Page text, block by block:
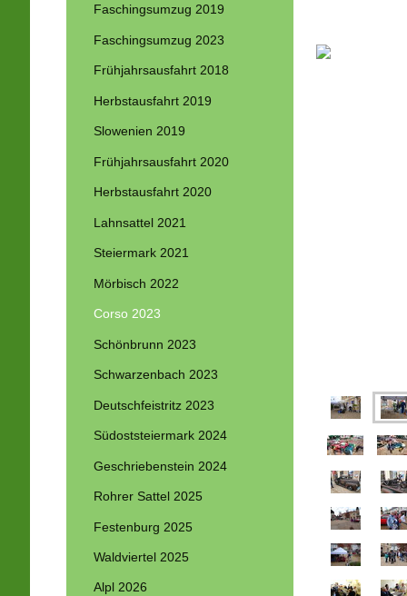
Faschingsumzug 2019
Faschingsumzug 2023
Frühjahrsausfahrt 2018
Herbstausfahrt 2019
Slowenien 2019
Frühjahrsausfahrt 2020
Herbstausfahrt 2020
Lahnsattel 2021
Steiermark 2021
Mörbisch 2022
Corso 2023
Schönbrunn 2023
Schwarzenbach 2023
Deutschfeistritz 2023
Südoststeiermark 2024
Geschriebenstein 2024
Rohrer Sattel 2025
Festenburg 2025
Waldviertel 2025
Alpl 2026